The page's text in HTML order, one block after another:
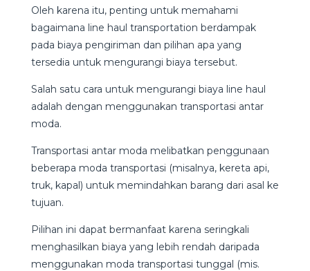
Oleh karena itu, penting untuk memahami
bagaimana line haul transportation berdampak
pada biaya pengiriman dan pilihan apa yang
tersedia untuk mengurangi biaya tersebut.
Salah satu cara untuk mengurangi biaya line haul
adalah dengan menggunakan transportasi antar
moda.
Transportasi antar moda melibatkan penggunaan
beberapa moda transportasi (misalnya, kereta api,
truk, kapal) untuk memindahkan barang dari asal ke
tujuan.
Pilihan ini dapat bermanfaat karena seringkali
menghasilkan biaya yang lebih rendah daripada
menggunakan moda transportasi tunggal (mis.